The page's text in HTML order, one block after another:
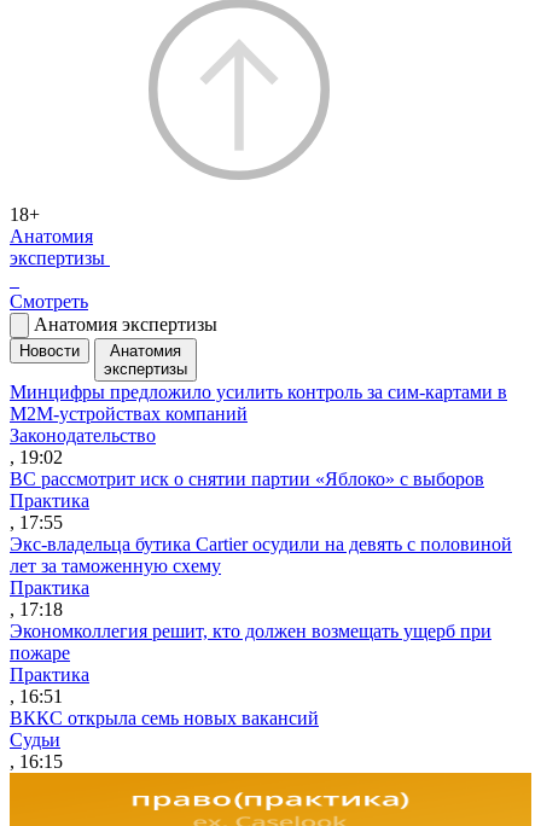
18+
Анатомия
экспертизы
Смотреть
Анатомия экспертизы
Новости
Анатомия
экспертизы
Минцифры предложило усилить контроль за сим-картами в
M2M-устройствах компаний
Законодательство
, 19:02
ВС рассмотрит иск о снятии партии «Яблоко» с выборов
Практика
, 17:55
Экс-владельца бутика Cartier осудили на девять с половиной
лет за таможенную схему
Практика
, 17:18
Экономколлегия решит, кто должен возмещать ущерб при
пожаре
Практика
, 16:51
ВККС открыла семь новых вакансий
Судьи
, 16:15